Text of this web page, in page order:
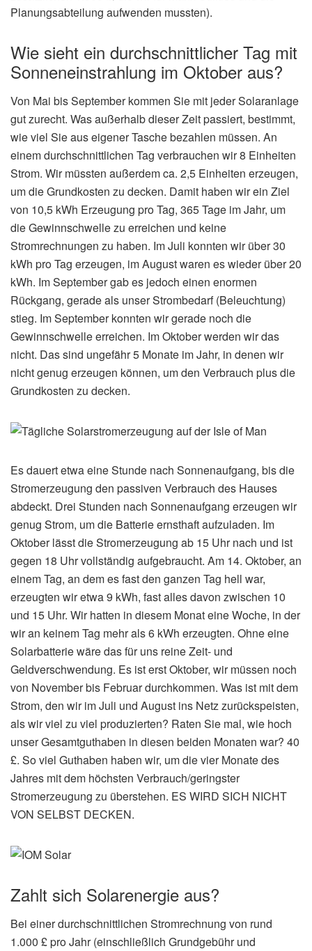
Planungsabteilung aufwenden mussten).
Wie sieht ein durchschnittlicher Tag mit
Sonneneinstrahlung im Oktober aus?
Von Mai bis September kommen Sie mit jeder Solaranlage
gut zurecht. Was außerhalb dieser Zeit passiert, bestimmt,
wie viel Sie aus eigener Tasche bezahlen müssen. An
einem durchschnittlichen Tag verbrauchen wir 8 Einheiten
Strom. Wir müssten außerdem ca. 2,5 Einheiten erzeugen,
um die Grundkosten zu decken. Damit haben wir ein Ziel
von 10,5 kWh Erzeugung pro Tag, 365 Tage im Jahr, um
die Gewinnschwelle zu erreichen und keine
Stromrechnungen zu haben. Im Juli konnten wir über 30
kWh pro Tag erzeugen, im August waren es wieder über 20
kWh. Im September gab es jedoch einen enormen
Rückgang, gerade als unser Strombedarf (Beleuchtung)
stieg. Im September konnten wir gerade noch die
Gewinnschwelle erreichen. Im Oktober werden wir das
nicht. Das sind ungefähr 5 Monate im Jahr, in denen wir
nicht genug erzeugen können, um den Verbrauch plus die
Grundkosten zu decken.
Es dauert etwa eine Stunde nach Sonnenaufgang, bis die
Stromerzeugung den passiven Verbrauch des Hauses
abdeckt. Drei Stunden nach Sonnenaufgang erzeugen wir
genug Strom, um die Batterie ernsthaft aufzuladen. Im
Oktober lässt die Stromerzeugung ab 15 Uhr nach und ist
gegen 18 Uhr vollständig aufgebraucht. Am 14. Oktober, an
einem Tag, an dem es fast den ganzen Tag hell war,
erzeugten wir etwa 9 kWh, fast alles davon zwischen 10
und 15 Uhr. Wir hatten in diesem Monat eine Woche, in der
wir an keinem Tag mehr als 6 kWh erzeugten. Ohne eine
Solarbatterie wäre das für uns reine Zeit- und
Geldverschwendung. Es ist erst Oktober, wir müssen noch
von November bis Februar durchkommen. Was ist mit dem
Strom, den wir im Juli und August ins Netz zurückspeisten,
als wir viel zu viel produzierten? Raten Sie mal, wie hoch
unser Gesamtguthaben in diesen beiden Monaten war? 40
£. So viel Guthaben haben wir, um die vier Monate des
Jahres mit dem höchsten Verbrauch/geringster
Stromerzeugung zu überstehen. ES WIRD SICH NICHT
VON SELBST DECKEN.
Zahlt sich Solarenergie aus?
Bei einer durchschnittlichen Stromrechnung von rund
1.000 £ pro Jahr (einschließlich Grundgebühr und